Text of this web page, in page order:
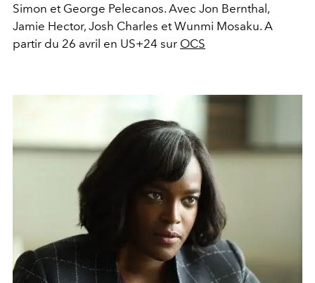
Simon et George Pelecanos. Avec Jon Bernthal,
Jamie Hector, Josh Charles et Wunmi Mosaku. A
partir du 26 avril en US+24 sur OCS